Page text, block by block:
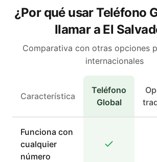
¿Por qué usar Teléfono
llamar a El
Comparativa con otras opciones
internacionales
Característica
Teléfono
Global
Funciona con
cualquier
número